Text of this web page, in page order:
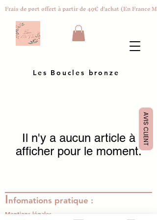
Frais de port offert à partir de 49€ d'achat (En France
Les Boucles bronze
Il n'y a aucun article à
afficher pour le moment.
Infomations pratique :
Mentions légales
AVIS CLIENT